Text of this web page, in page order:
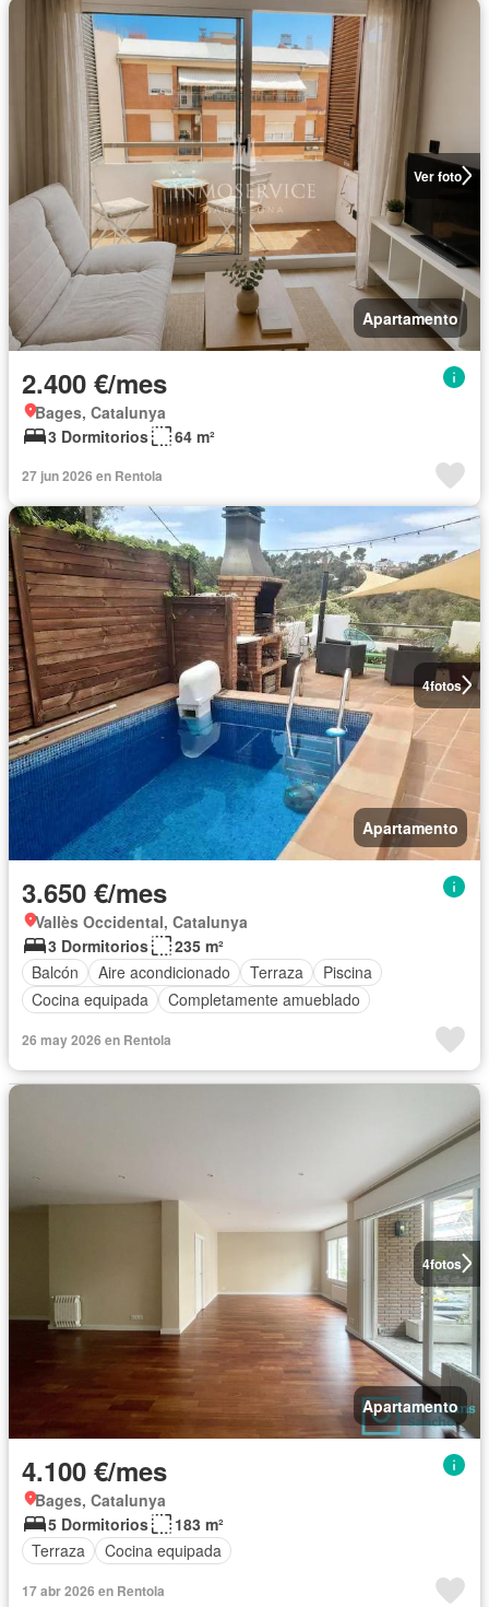
Ver foto
Apartamento
2.400 €/mes
Bages, Catalunya
3 Dormitorios
64 m²
27 jun 2026 en Rentola
4fotos
Apartamento
3.650 €/mes
Vallès Occidental, Catalunya
3 Dormitorios
235 m²
Balcón
Aire acondicionado Terraza
Piscina
Cocina equipada
Completamente amueblado
26 may 2026 en Rentola
4fotos
Apartamento
4.100 €/mes
Bages, Catalunya
5 Dormitorios
183 m²
Terraza
Cocina equipada
17 abr 2026 en Rentola